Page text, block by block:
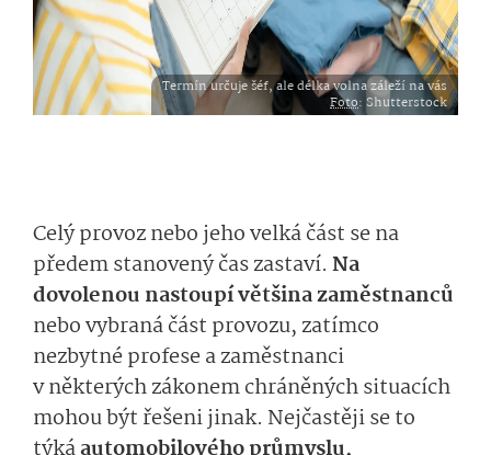
Termín určuje šéf, ale délka volna záleží na vás
Foto: Shutterstock
Celý provoz nebo jeho velká část se na
předem stanovený čas zastaví. Na
dovolenou nastoupí většina zaměstnanců
nebo vybraná část provozu, zatímco
nezbytné profese a zaměstnanci
v některých zákonem chráněných situacích
mohou být řešeni jinak. Nejčastěji se to